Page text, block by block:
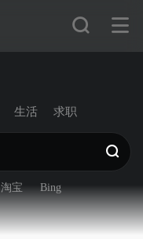
生活 求职
淘宝 Bing